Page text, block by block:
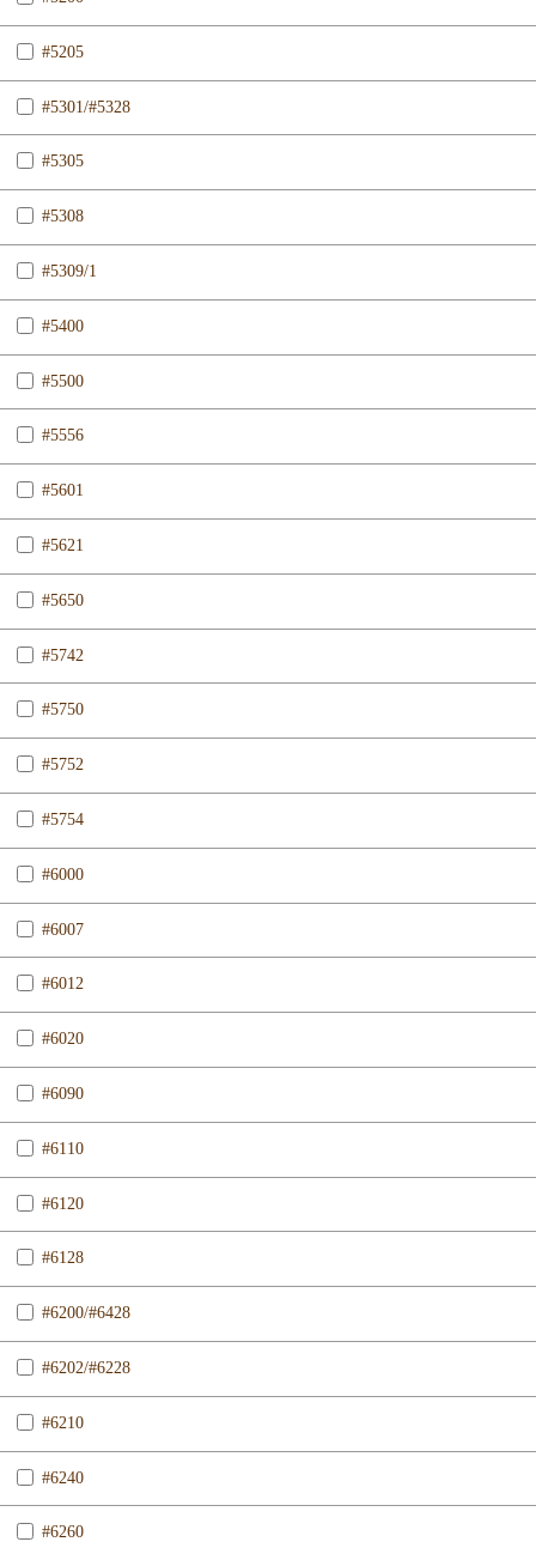
#5205
#5301/#5328
#5305
#5308
#5309/1
#5400
#5500
#5556
#5601
#5621
#5650
#5742
#5750
#5752
#5754
#6000
#6007
#6012
#6020
#6090
#6110
#6120
#6128
#6200/#6428
#6202/#6228
#6210
#6240
#6260